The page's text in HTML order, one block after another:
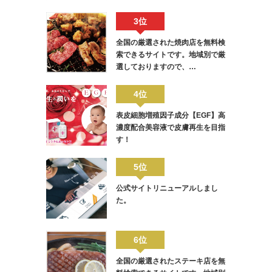
3位
全国の厳選された焼肉店を無料検
索できるサイトです。地域別で厳
選しておりますので、…
4位
表皮細胞増殖因子成分【EGF】高
濃度配合美容液で皮膚再生を目指
す！
5位
公式サイトリニューアルしまし
た。
6位
全国の厳選されたステーキ店を無